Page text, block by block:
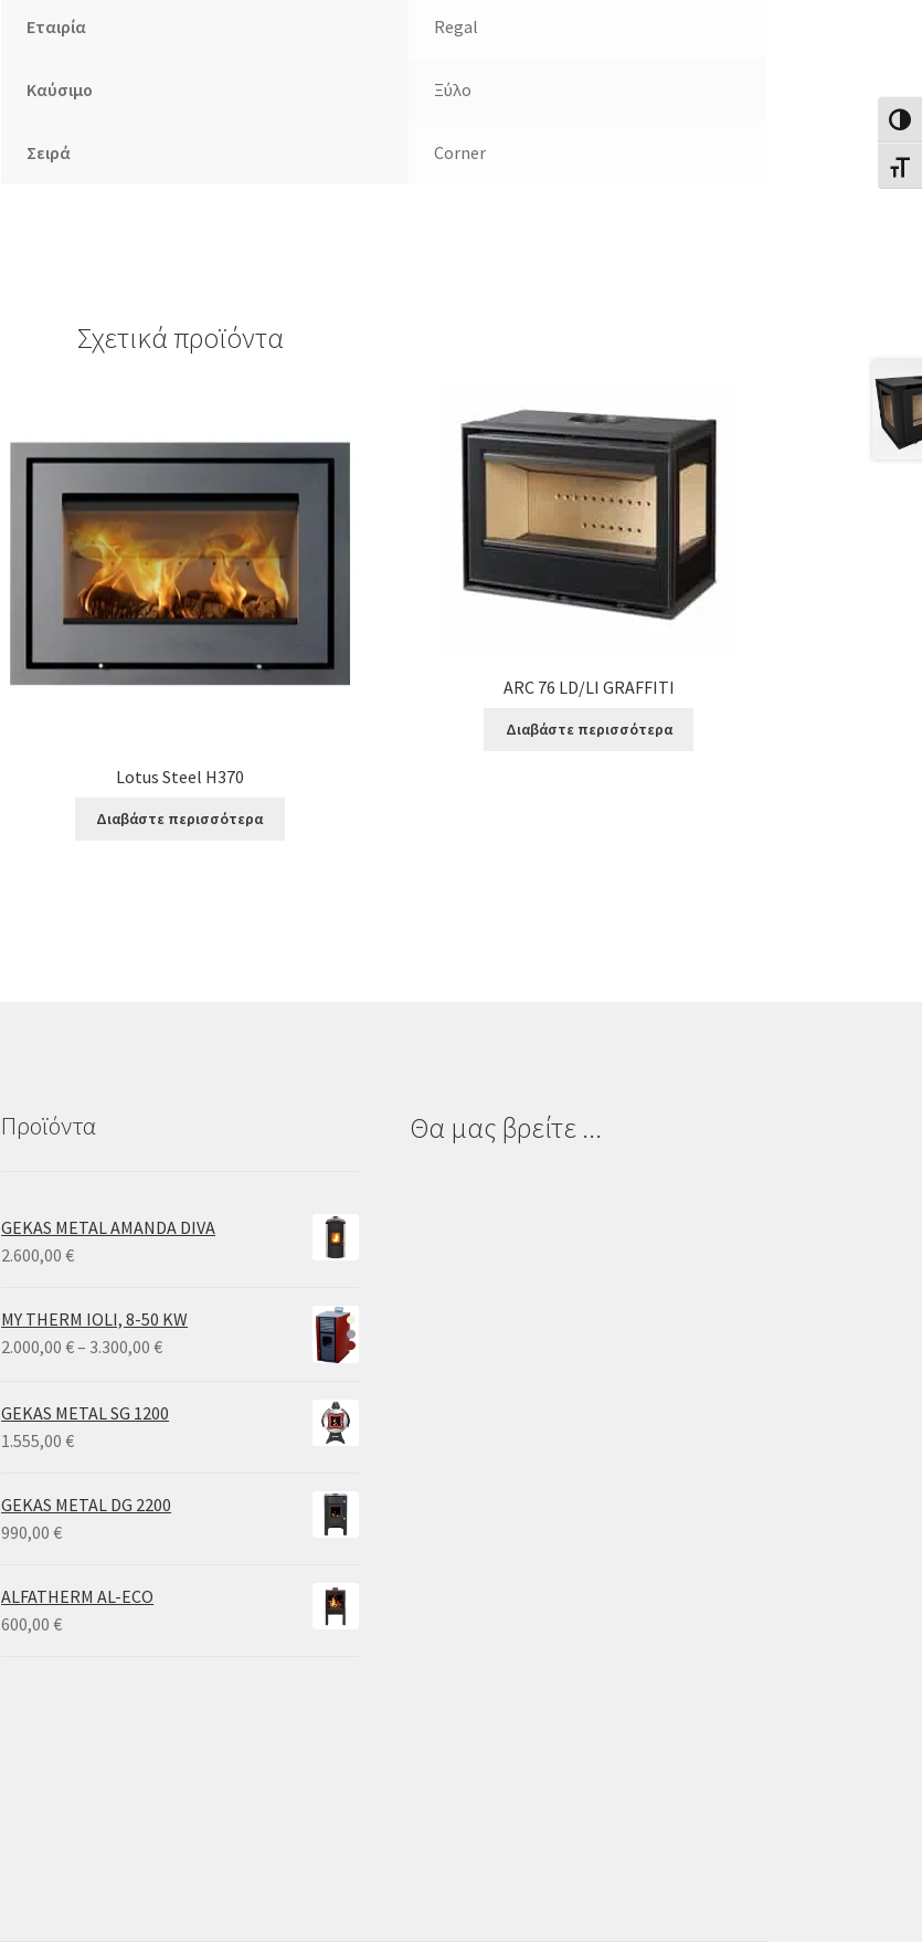
Εταιρία Regal
Καύσιμο Ξύλο
Σειρά Corner
Σχετικά προϊόντα
Lotus Steel H370
Διαβάστε περισσότερα
ARC 76 LD/LI GRAFFITI
Διαβάστε περισσότερα
Προϊόντα
GEKAS METAL AMANDA DIVA
2.600,00€
MY THERM IOLI, 8-50 KW
2.000,00€– 3.300,00€Price
through
GEKAS METAL SG 1200
1.555,00€
GEKAS METAL DG 2200
990,00€
ALFATHERM AL-ECO
600,00€
Θα μας βρείτε ...